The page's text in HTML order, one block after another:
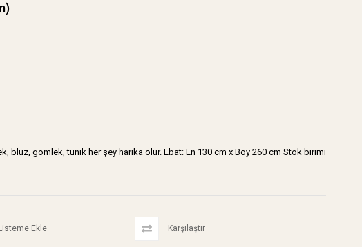
bluz, gömlek, tünik her şey harika olur. Ebat: En 130 cm x Boy 260 cm Stok birimi
Ekle Karşılaştır